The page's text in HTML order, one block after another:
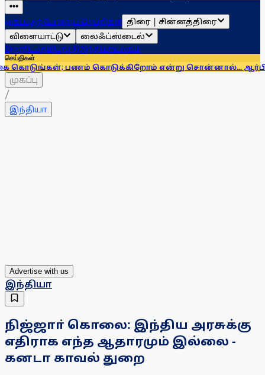
முகப்புதற்போதைய செய்திகள் திரை | சின்னத்திரை
விளையாட்டு
லைஃப்ஸ்டைல்
ஜோதிடம்தமிழ்நாடுஇந்தியாஉலகம்
செய்திகள்
பணம் கொடுக்கிறோம் என்று சொன்னால்... ஆர்பிஐ
முகப்பு
/
இந்தியா
Advertise with us
இந்தியா
நிஜ்ஜாா் கொலை: இந்திய அரசுக்கு
எதிராக எந்த ஆதாரமும் இல்லை -
கனடா காவல் துறை